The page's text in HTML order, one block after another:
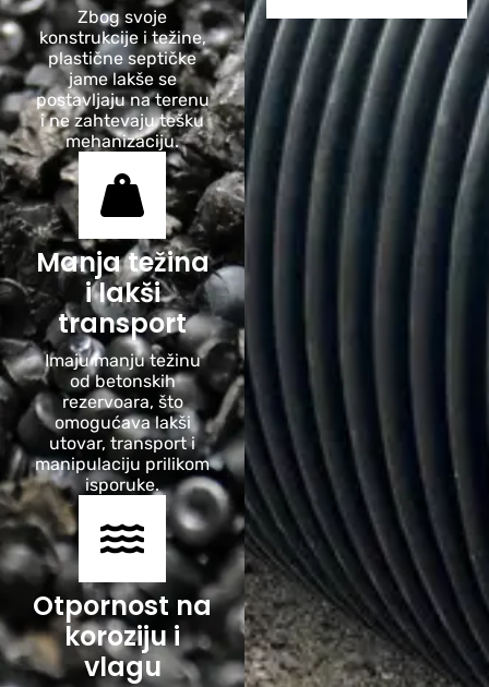
Zbog svoje
konstrukcije i težine,
plastične septičke
jame lakše se
postavljaju na terenu
i ne zahtevaju tešku
mehanizaciju.
Manja težina
i lakši
transport
Imaju manju težinu
od betonskih
rezervoara, što
omogućava lakši
utovar, transport i
manipulaciju prilikom
isporuke.
Otpornost na
koroziju i
vlagu